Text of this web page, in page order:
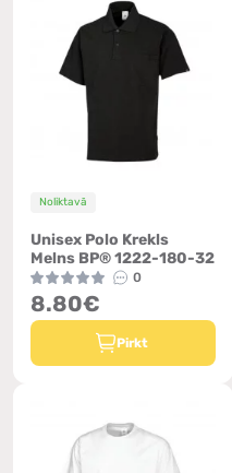
Noliktavā
Unisex Polo Krekls
Melns BP® 1222-180-32
0
8.80€
Pirkt